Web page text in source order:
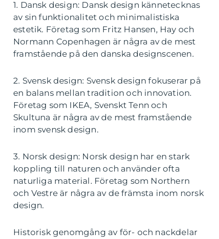
1. Dansk design: Dansk design kännetecknas
av sin funktionalitet och minimalistiska
estetik. Företag som Fritz Hansen, Hay och
Normann Copenhagen är några av de mest
framstående på den danska designscenen.
2. Svensk design: Svensk design fokuserar på
en balans mellan tradition och innovation.
Företag som IKEA, Svenskt Tenn och
Skultuna är några av de mest framstående
inom svensk design.
3. Norsk design: Norsk design har en stark
koppling till naturen och använder ofta
naturliga material. Företag som Northern
och Vestre är några av de främsta inom norsk
design.
Historisk genomgång av för- och nackdelar